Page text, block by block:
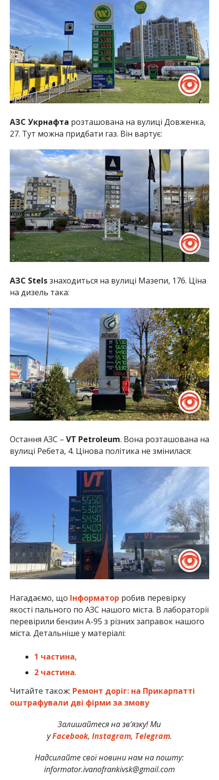
АЗС Укрнафта розташована на вулиці Довженка,
27. Тут можна придбати газ. Він вартує:
АЗС Stelsзнаходиться на вулиці Мазепи, 176. Ціна
на дизель така:
Остання АЗС – VT Petroleum. Вона розташована на
вулиці Ребета, 4. Цінова політика не змінилася:
Нагадаємо, що Інформатор робив перевірку
якості пального по АЗС нашого міста. В лабораторії
перевірили бензин А-95 з різних заправок нашого
міста. Детальніше у матеріалі:
1 частина,
2 частина.
Читайте також: Ремонт доріг: на Прикарпатті
оштрафували дві фірми за змову
Залишайтеся на зв’язку! Ми
уFacebook, Instagram, Telegram.
Надсилайте свої новини нам на пошту:
informator.ivanofrankivsk@gmail.com